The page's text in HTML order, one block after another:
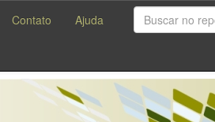
Contato Ajuda